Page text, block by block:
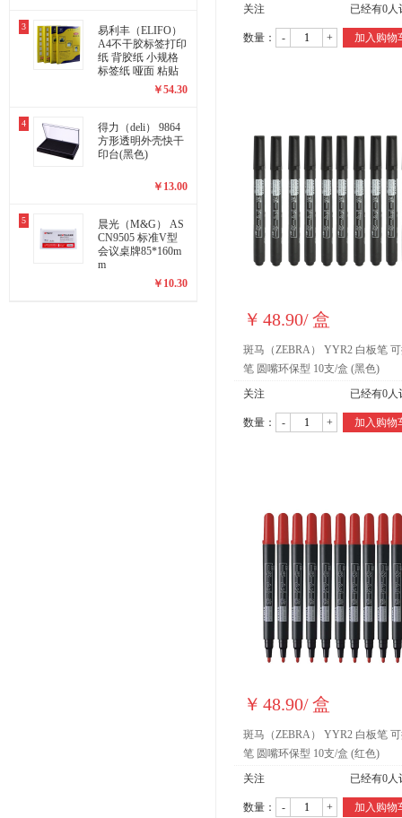
3
易利丰（ELIFO）
A4不干胶标签打印
纸 背胶纸 小规格
标签纸 哑面 粘贴
纸 黏贴纸(2423)
￥54.30
4
得力（deli） 9864
方形透明外壳快干
印台(黑色)
￥ 13.00
5
晨光（M&G） AS
CN9505 标准V型
会议桌牌85*160m
m
￥ 10.30
关注
已经有0人
数量： - + 加入购物
￥ 48.90/盒
斑马（ZEBRA） YYR2 白板笔
笔 圆嘴环保型 10支/盒 (黑色)
关注
已经有0人
数量： - + 加入购物
￥ 48.90/盒
斑马（ZEBRA） YYR2 白板笔
笔 圆嘴环保型 10支/盒 (红色)
关注
已经有0人
数量： - + 加入购物